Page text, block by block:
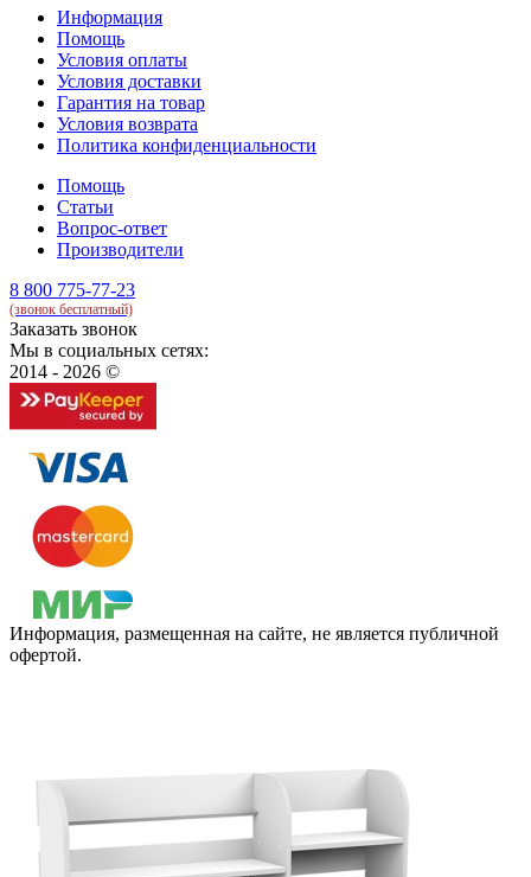
Информация
Помощь
Условия оплаты
Условия доставки
Гарантия на товар
Условия возврата
Политика конфиденциальности
Помощь
Статьи
Вопрос-ответ
Производители
8 800 775-77-23
(звонок бесплатный)
Заказать звонок
Мы в социальных сетях:
2014 - 2026 ©
Информация, размещенная на сайте, не является публичной
офертой.